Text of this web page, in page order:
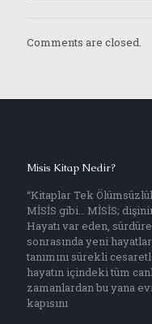
Comments are closed.
Misis Kitap Nedir?
“Kitaplar Tek
MİSİS gibi… MİSİS;
Hayatı var eden,
sonrasında yeni
tanımını sürekli
hayatın içindeki tüm
zamanlardan bu yana
kapısını